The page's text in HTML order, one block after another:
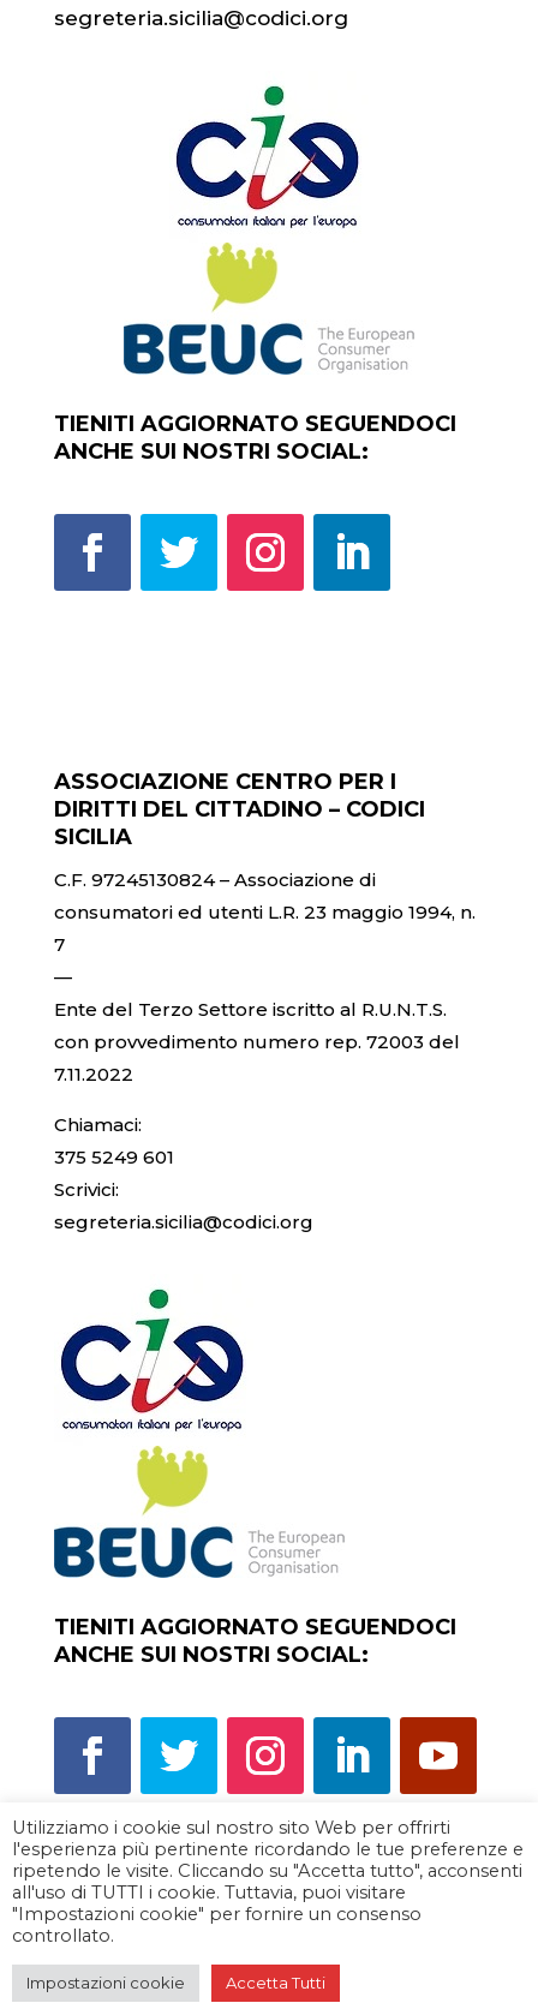
segreteria.sicilia@codici.org
TIENITI AGGIORNATO SEGUENDOCI
ANCHE SUI NOSTRI SOCIAL:
ASSOCIAZIONE CENTRO PER I
DIRITTI DEL CITTADINO – CODICI
SICILIA
C.F. 97245130824 – Associazione di
consumatori ed utenti L.R. 23 maggio 1994, n.
7
—
Ente del Terzo Settore iscritto al R.U.N.T.S.
con provvedimento numero rep. 72003 del
7.11.2022
Chiamaci:
375 5249 601
Scrivici:
segreteria.sicilia@codici.org
TIENITI AGGIORNATO SEGUENDOCI
ANCHE SUI NOSTRI SOCIAL:
Scorpi la rete degli sportelli del
consumatore
Privacy policy| Cookie policy
Utilizziamo i cookie sul nostro sito Web per offrirti
l'esperienza più pertinente ricordando le tue preferenze e
ripetendo le visite. Cliccando su "Accetta tutto", acconsenti
all'uso di TUTTI i cookie. Tuttavia, puoi visitare
"Impostazioni cookie" per fornire un consenso
controllato.
Impostazioni cookie Accetta Tutti